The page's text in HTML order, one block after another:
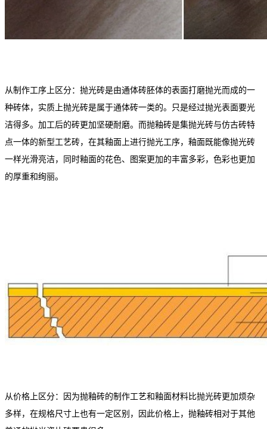
从制作工序上区分：抛光砖是由通体砖胚体的表面打磨抛光而成的一
种砖体，实质上抛光砖是属于通体砖一类的。只是经过抛光表面要光
洁得多。加工后的砖更加坚硬耐磨。而抛釉砖是集抛光砖与仿古砖特
点一体的新型工艺砖，在其釉面上进行抛光工序，釉面既能像抛光砖
一样光滑亮洁，同时釉面的花色、图案更加的丰富多彩，色彩也更加
的厚重和绚丽。
从价格上区分：因为抛釉砖的制作工艺和釉面材料比抛光砖更加烦杂
多样，在规格尺寸上也有一定区别，因此价格上，抛釉砖相对于其他